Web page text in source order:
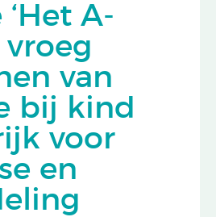
A-
vroeg
van
bij kind
voor
en